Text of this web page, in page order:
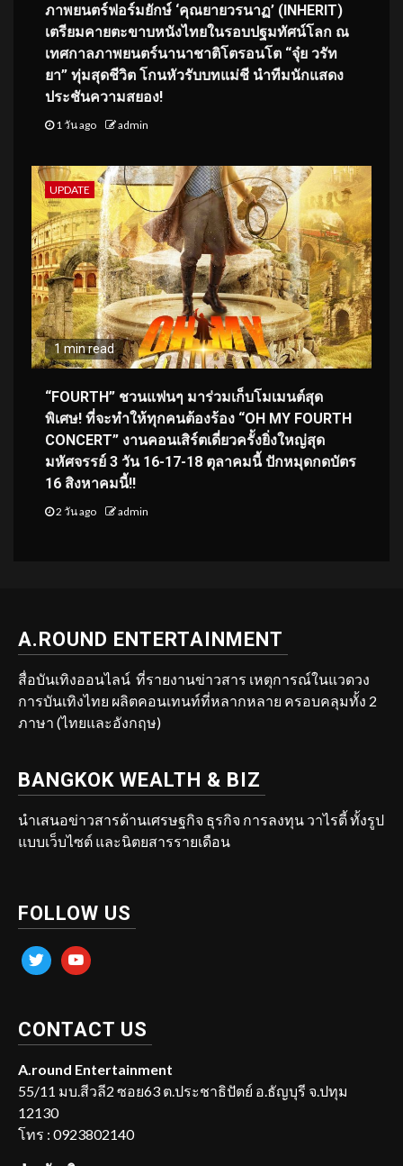
ภาพยนตร์ฟอร์มยักษ์ ‘คุณยายวรนาฏ’ (INHERIT)
เตรียมคายตะขาบหนังไทยในรอบปฐมทัศน์โลก ณ
เทศกาลภาพยนตร์นานาชาติโตรอนโต “จุ๋ย วรัท
ยา” ทุ่มสุดชีวิต โกนหัวรับบทแม่ชี นำทีมนักแสดง
ประชันความสยอง!
1 วัน ago admin
UPDATE
1 min read
“FOURTH” ชวนแฟนๆ มาร่วมเก็บโมเมนต์สุด
พิเศษ! ที่จะทำให้ทุกคนต้องร้อง “OH MY FOURTH
CONCERT” งานคอนเสิร์ตเดี่ยวครั้งยิ่งใหญ่สุด
มหัศจรรย์ 3 วัน 16-17-18 ตุลาคมนี้ ปักหมุดกดบัตร
16 สิงหาคมนี้!!
2 วัน ago admin
A.ROUND ENTERTAINMENT
สื่อบันเทิงออนไลน์ ที่รายงานข่าวสาร เหตุการณ์ในแวดวง
การบันเทิงไทย ผลิตคอนเทนท์ที่หลากหลาย ครอบคลุมทั้ง 2
ภาษา (ไทยและอังกฤษ)
BANGKOK WEALTH & BIZ
นำเสนอข่าวสารด้านเศรษฐกิจ ธุรกิจ การลงทุน วาไรตี้ ทั้งรูป
แบบเว็บไซต์ และนิตยสารรายเดือน
FOLLOW US
twitter youtube
CONTACT US
A.round Entertainment
55/11 มบ.สีวลี2 ซอย63 ต.ประชาธิปัตย์ อ.ธัญบุรี จ.ปทุม
12130
โทร : 0923802140